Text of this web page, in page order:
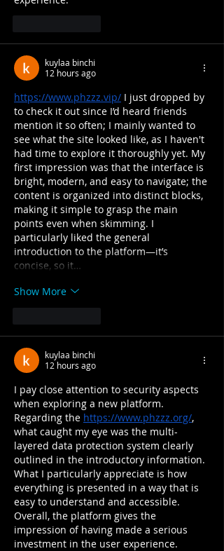
kuylaa binchi
12 hours ago
https://www.phzzz.vip/ I just dropped by
to check it out since I’d heard friends
mention it so often; I mainly wanted to
see what the site looked like, as I haven't
had time to explore it thoroughly yet. My
first impression was that the interface is
bright, modern, and easy to navigate; the
content is organized into distinct blocks,
making it simple to grasp the main
points even when skimming. I
particularly liked the general
introduction to the platform—it’s
concise, so it…
Show More
kuylaa binchi
12 hours ago
I pay close attention to security aspects
when exploring a new platform.
Regarding the https://www.phzzz.org/,
what caught my eye was the multi-
layered data protection system clearly
outlined in the introductory information.
What I particularly appreciate is how
everything is presented in a way that is
easy to understand and accessible.
Overall, the platform gives the
impression of having made a serious
investment in the user experience.